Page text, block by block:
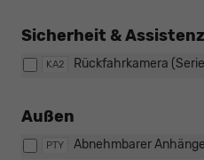
Sicherheit & Assistenz
KA2 Rückfahrkamera
Außen
PTY Abnehmbarer